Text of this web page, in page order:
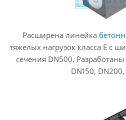
Расширена линейка
тяжелых нагрузок класса E c
сечения DN500.
DN150,